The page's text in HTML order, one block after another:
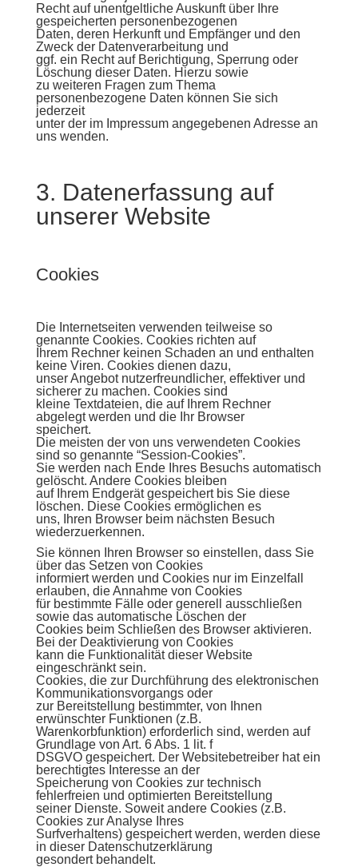
Recht auf unentgeltliche Auskunft über Ihre
gespeicherten personenbezogenen
Daten, deren Herkunft und Empfänger und den
Zweck der Datenverarbeitung und
ggf. ein Recht auf Berichtigung, Sperrung oder
Löschung dieser Daten. Hierzu sowie
zu weiteren Fragen zum Thema
personenbezogene Daten können Sie sich
jederzeit
unter der im Impressum angegebenen Adresse an
uns wenden.
3. Datenerfassung auf
unserer Website
Cookies
Die Internetseiten verwenden teilweise so
genannte Cookies. Cookies richten auf
Ihrem Rechner keinen Schaden an und enthalten
keine Viren. Cookies dienen dazu,
unser Angebot nutzerfreundlicher, effektiver und
sicherer zu machen. Cookies sind
kleine Textdateien, die auf Ihrem Rechner
abgelegt werden und die Ihr Browser
speichert.
Die meisten der von uns verwendeten Cookies
sind so genannte “Session-Cookies”.
Sie werden nach Ende Ihres Besuchs automatisch
gelöscht. Andere Cookies bleiben
auf Ihrem Endgerät gespeichert bis Sie diese
löschen. Diese Cookies ermöglichen es
uns, Ihren Browser beim nächsten Besuch
wiederzuerkennen.
Sie können Ihren Browser so einstellen, dass Sie
über das Setzen von Cookies
informiert werden und Cookies nur im Einzelfall
erlauben, die Annahme von Cookies
für bestimmte Fälle oder generell ausschließen
sowie das automatische Löschen der
Cookies beim Schließen des Browser aktivieren.
Bei der Deaktivierung von Cookies
kann die Funktionalität dieser Website
eingeschränkt sein.
Cookies, die zur Durchführung des elektronischen
Kommunikationsvorgangs oder
zur Bereitstellung bestimmter, von Ihnen
erwünschter Funktionen (z.B.
Warenkorbfunktion) erforderlich sind, werden auf
Grundlage von Art. 6 Abs. 1 lit. f
DSGVO gespeichert. Der Websitebetreiber hat ein
berechtigtes Interesse an der
Speicherung von Cookies zur technisch
fehlerfreien und optimierten Bereitstellung
seiner Dienste. Soweit andere Cookies (z.B.
Cookies zur Analyse Ihres
Surfverhaltens) gespeichert werden, werden diese
in dieser Datenschutzerklärung
gesondert behandelt.